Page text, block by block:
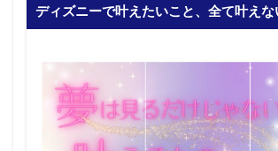
ディズニーで叶えたいこと、全て叶えな